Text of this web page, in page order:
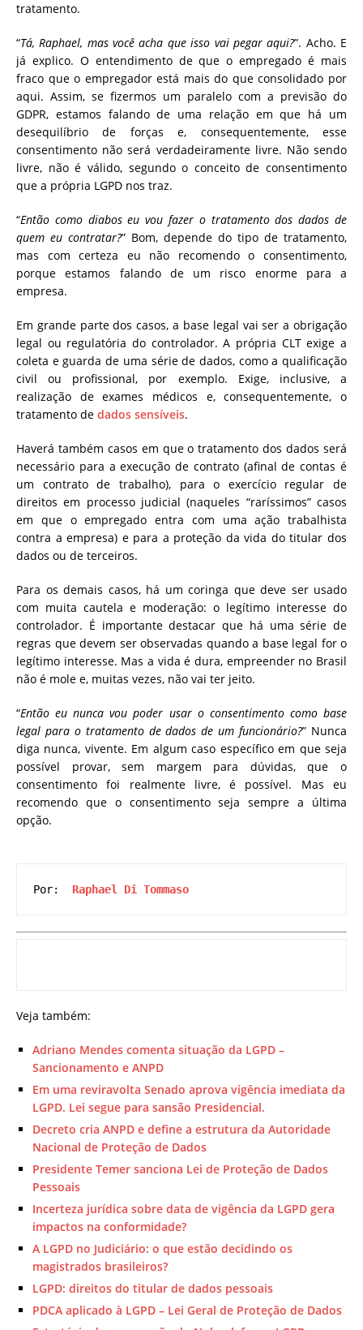
tratamento.
“Tá, Raphael, mas você acha que isso vai pegar aqui?”. Acho. E
já explico. O entendimento de que o empregado é mais
fraco que o empregador está mais do que consolidado por
aqui. Assim, se fizermos um paralelo com a previsão do
GDPR, estamos falando de uma relação em que há um
desequilíbrio de forças e, consequentemente, esse
consentimento não será verdadeiramente livre. Não sendo
livre, não é válido, segundo o conceito de consentimento
que a própria LGPD nos traz.
“Então como diabos eu vou fazer o tratamento dos dados de
quem eu contratar?” Bom, depende do tipo de tratamento,
mas com certeza eu não recomendo o consentimento,
porque estamos falando de um risco enorme para a
empresa.
Em grande parte dos casos, a base legal vai ser a obrigação
legal ou regulatória do controlador. A própria CLT exige a
coleta e guarda de uma série de dados, como a qualificação
civil ou profissional, por exemplo. Exige, inclusive, a
realização de exames médicos e, consequentemente, o
tratamento de dados sensíveis.
Haverá também casos em que o tratamento dos dados será
necessário para a execução de contrato (afinal de contas é
um contrato de trabalho), para o exercício regular de
direitos em processo judicial (naqueles “raríssimos” casos
em que o empregado entra com uma ação trabalhista
contra a empresa) e para a proteção da vida do titular dos
dados ou de terceiros.
Para os demais casos, há um coringa que deve ser usado
com muita cautela e moderação: o legítimo interesse do
controlador. É importante destacar que há uma série de
regras que devem ser observadas quando a base legal for o
legítimo interesse. Mas a vida é dura, empreender no Brasil
não é mole e, muitas vezes, não vai ter jeito.
“Então eu nunca vou poder usar o consentimento como base
legal para o tratamento de dados de um funcionário?” Nunca
diga nunca, vivente. Em algum caso específico em que seja
possível provar, sem margem para dúvidas, que o
consentimento foi realmente livre, é possível. Mas eu
recomendo que o consentimento seja sempre a última
opção.
Por: Raphael Di Tommaso
Veja também:
Adriano Mendes comenta situação da LGPD –
Sancionamento e ANPD
Em uma reviravolta Senado aprova vigência imediata da
LGPD. Lei segue para sansão Presidencial.
Decreto cria ANPD e define a estrutura da Autoridade
Nacional de Proteção de Dados
Presidente Temer sanciona Lei de Proteção de Dados
Pessoais
Incerteza jurídica sobre data de vigência da LGPD gera
impactos na conformidade?
A LGPD no Judiciário: o que estão decidindo os
magistrados brasileiros?
LGPD: direitos do titular de dados pessoais
PDCA aplicado à LGPD – Lei Geral de Proteção de Dados